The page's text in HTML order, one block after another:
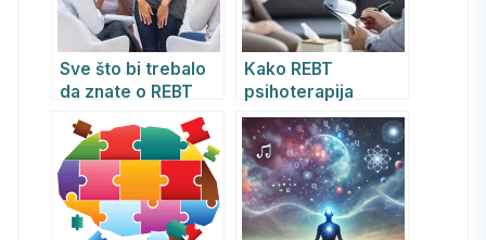
Sve što bi trebalo
da znate o REBT
psihoterapiji
Kako REBT
psihoterapija
pomaže mladima u
prevazilaženju
anksioznosti,
napada panike i
jačanju
samopouzdanja